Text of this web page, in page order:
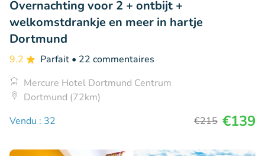
Overnachting voor 2 + ontbijt +
welkomstdrankje en meer in hartje
Dortmund
9.2 Parfait • 22 commentaires
Mercure Hotel Dortmund Centrum
Dortmund (72km)
Vendu : 32
€215 €139